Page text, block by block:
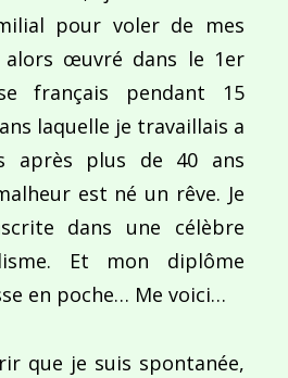
pour voler de mes
alors œuvré dans le 1er
français pendant 15
laquelle je travaillais a
après plus de 40 ans
est né un rêve. Je
dans une célèbre
Et mon diplôme
en poche… Me voici…
que je suis spontanée,